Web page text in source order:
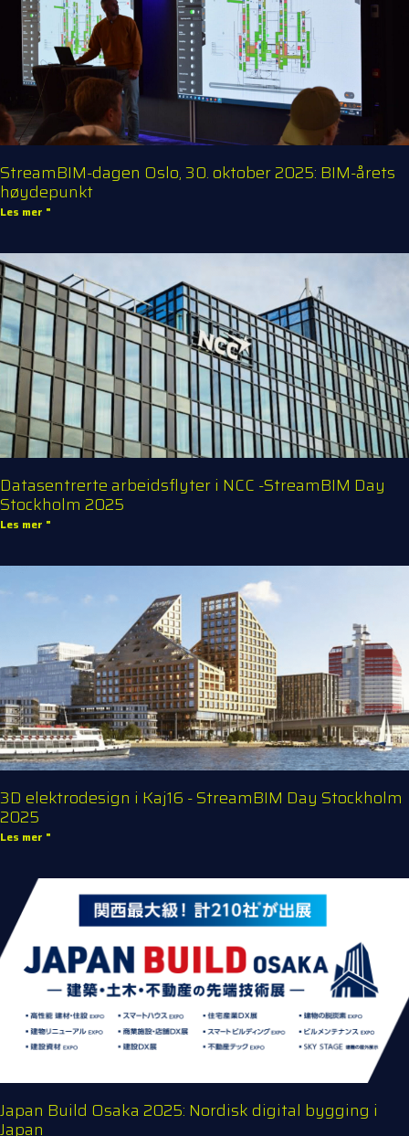
StreamBIM-dagen Oslo, 30. oktober 2025: BIM-årets
høydepunkt
Les mer "
Datasentrerte arbeidsflyter i NCC -StreamBIM Day
Stockholm 2025
Les mer "
3D elektrodesign i Kaj16 - StreamBIM Day Stockholm
2025
Les mer "
Japan Build Osaka 2025: Nordisk digital bygging i
Japan